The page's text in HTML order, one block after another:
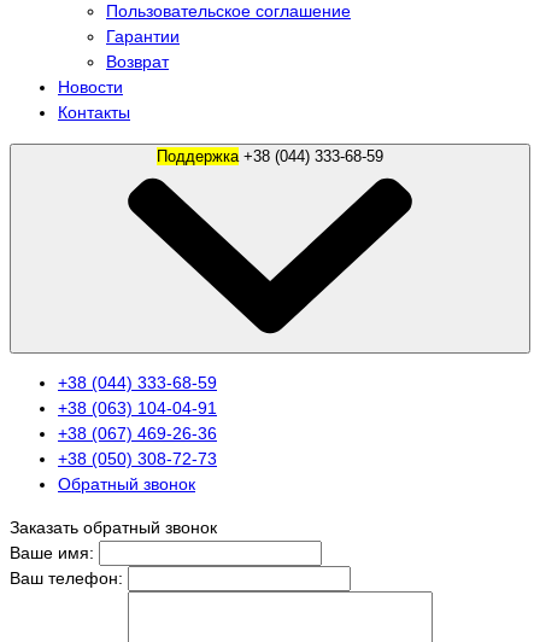
Пользовательское соглашение
Гарантии
Возврат
Новости
Контакты
Поддержка
+38 (044) 333-68-59
+38 (063) 104-04-91
+38 (067) 469-26-36
+38 (050) 308-72-73
Обратный звонок
Заказать обратный звонок
Ваше имя:
Ваш телефон: